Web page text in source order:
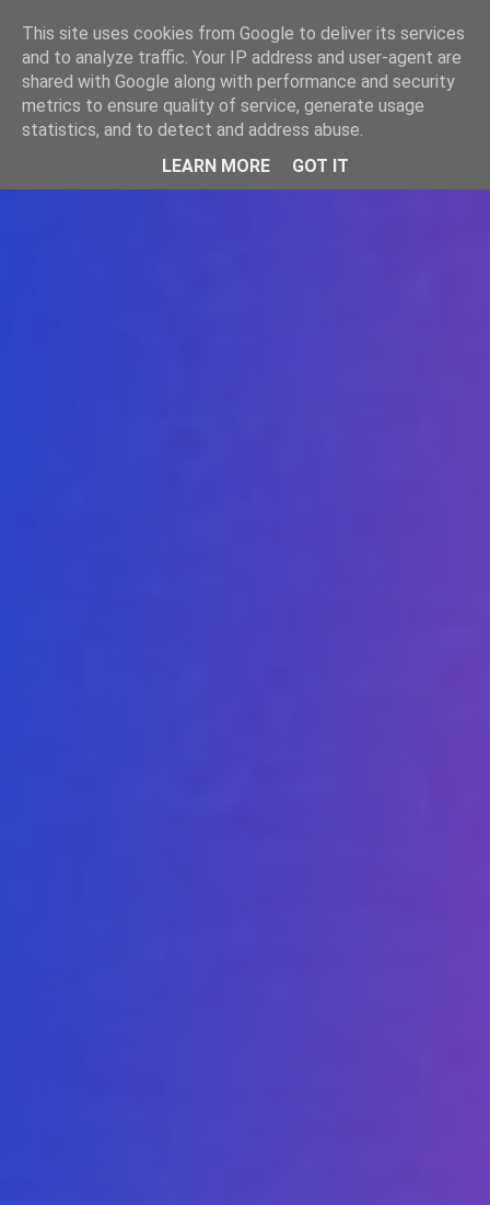
WWW.GAZISTI.RO
This site uses cookies from Google to deliver its services
and to analyze traffic. Your IP address and user-agent are
shared with Google along with performance and security
metrics to ensure quality of service, generate usage
statistics, and to detect and address abuse.
LEARN MORE
GOT IT